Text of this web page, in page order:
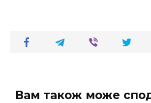
Вам також може